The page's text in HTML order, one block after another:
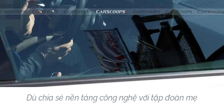
Dù chia sẻ nền tảng công nghệ với tập đoàn mẹ